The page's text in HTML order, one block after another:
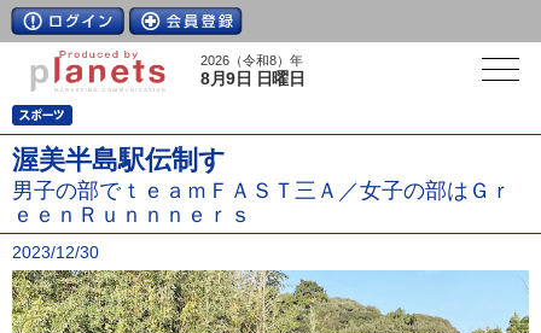
2026（令和8）年
8月9日 日曜日
渥美半島駅伝制す
男子の部でｔｅａｍＦＡＳＴ三Ａ／女子の部はＧｒ
ｅｅｎＲｕｎｎｎｅｒｓ
2023/12/30